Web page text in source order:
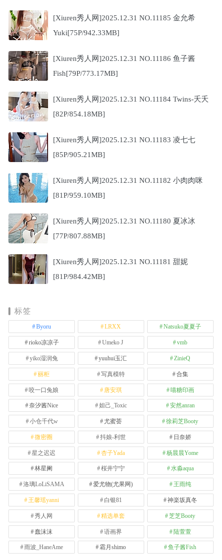
[Xiuren秀人网]2025.12.31 NO.11185 金允希
Yuki[75P/942.33MB]
[Xiuren秀人网]2025.12.31 NO.11186 鱼子酱
Fish[79P/773.17MB]
[Xiuren秀人网]2025.12.31 NO.11184 Twins-夭夭
[82P/854.18MB]
[Xiuren秀人网]2025.12.31 NO.11183 凌七七
[85P/905.21MB]
[Xiuren秀人网]2025.12.31 NO.11182 小肉肉咪
[81P/959.10MB]
[Xiuren秀人网]2025.12.31 NO.11180 夏冰冰
[77P/807.88MB]
[Xiuren秀人网]2025.12.31 NO.11181 甜妮
[81P/984.42MB]
标签
Byoru LRXX Natsuko夏夏子
rioko凉凉子 Umeko J vmb
yiko湿润兔 yuuhui玉汇 ZinieQ
丽柜 写真模特 合集
咬一口兔娘 唐安琪 喵糖印画
奈汐酱Nice 妲己_Toxic 安然anran
小仓千代w 尤蜜荟 徐莉芝Booty
微密圈 抖娘-利世 日奈娇
星之迟迟 杏子Yada 杨晨晨Yome
林星阑 桜井宁宁 水淼aqua
洛璃LoLiSAMA 爱尤物(尤果网) 王雨纯
王馨瑶yanni 白银81 神楽坂真冬
秀人网 精选单套 芝芝Booty
蠢沫沫 语画界 陆萱萱
雨波_HaneAme 霜月shimo 鱼子酱Fish